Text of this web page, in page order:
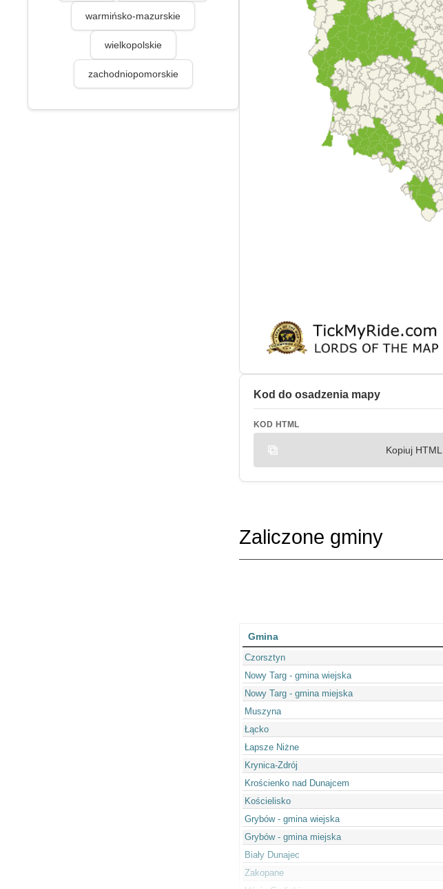
warmińsko-mazurskie
wielkopolskie
zachodniopomorskie
Kod do osadzenia mapy
KOD HTML
Kopiuj HTML
Zaliczone gminy
Gmina
Czorsztyn
Nowy Targ - gmina wiejska
Nowy Targ - gmina miejska
Muszyna
Łącko
Łapsze Niżne
Krynica-Zdrój
Krościenko nad Dunajcem
Kościelisko
Grybów - gmina wiejska
Grybów - gmina miejska
Biały Dunajec
Zakopane